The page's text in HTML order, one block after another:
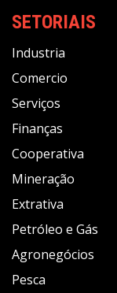
SETORIAIS
Industria
Comercio
Serviços
Finanças
Cooperativa
Mineração
Extrativa
Petróleo e Gás
Agronegócios
Pesca